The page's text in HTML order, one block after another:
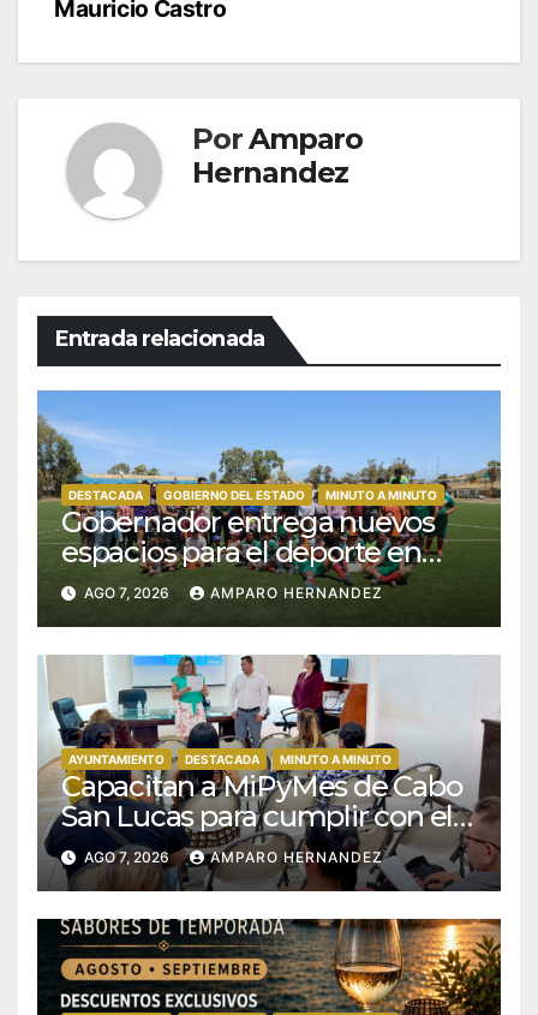
Mauricio Castro
PorAmparo
Hernandez
Entrada relacionada
DESTACADA GOBIERNO DEL ESTADO MINUTO A MINUTO
Gobernador entrega nuevos
espacios para el deporte en
Bahía Tortugas e Isla Natividad
AGO 7, 2026 AMPARO HERNANDEZ
AYUNTAMIENTO DESTACADA MINUTO A MINUTO
Capacitan a MiPyMes de Cabo
San Lucas para cumplir con el
SAT y mejorar sus finanzas
AGO 7, 2026 AMPARO HERNANDEZ